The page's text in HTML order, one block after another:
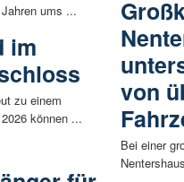
ums ...
im
zu einem
können ...
von
Bei einer